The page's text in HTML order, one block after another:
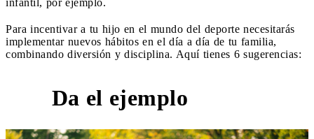
Para incentivar a tu hijo en el mundo del deporte necesitarás
implementar nuevos hábitos en el día a día de tu familia,
combinando diversión y disciplina. Aquí tienes 6 sugerencias:
Da el ejemplo